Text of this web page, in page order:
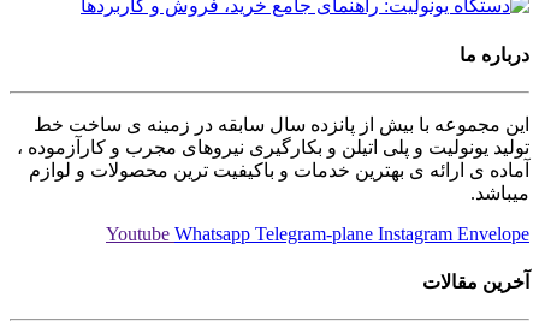
درباره ما
این مجموعه با بیش از پانزده سال سابقه در زمینه ی ساخت خط
تولید یونولیت و پلی اتیلن و بکارگیری نیروهای مجرب و کارآزموده ،
آماده ی ارائه ی بهترین خدمات و باکیفیت ترین محصولات و لوازم
میباشد.
Youtube Whatsapp Telegram-plane Instagram Envelope
آخرین مقالات